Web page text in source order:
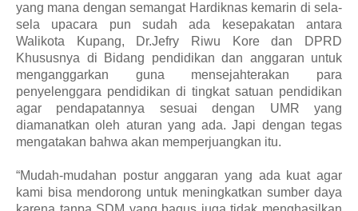
yang mana dengan semangat Hardiknas kemarin di sela-
sela upacara pun sudahada kesepakatan antara
Walikota Kupang,
Dr.Jefry Riwu Kore dan DPRD
Khususnya di Bidang pendidikan dan anggaran untuk
menganggarkan guna mensejahterakan para
penyelenggara pendidikan di tingkat satuan pendidikan
agar pendapatannya sesuai dengan UMR yang
diamanatkan oleh aturan yang ada. Japi dengan tegas
mengatakan bahwa akan memperjuangkan itu.
“Mudah-mudahan postur anggaran yang ada kuat agar
kami bisa mendorong untuk meningkatkan sumber daya